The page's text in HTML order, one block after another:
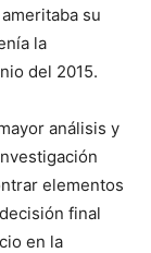
su
la
del 2015.
análisis y
elementos
final
en la